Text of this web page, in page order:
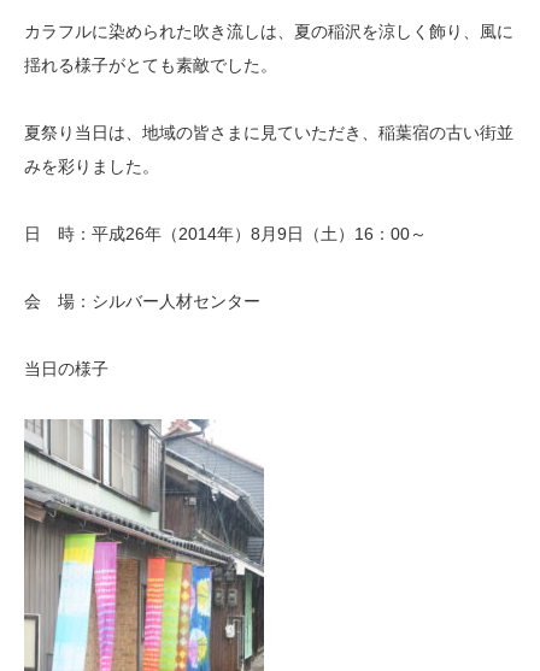
カラフルに染められた吹き流しは、夏の稲沢を涼しく飾り、風に
揺れる様子がとても素敵でした。
夏祭り当日は、地域の皆さまに見ていただき、稲葉宿の古い街並
みを彩りました。
日 時：平成26年（2014年）8月9日（土）16：00～
会 場：シルバー人材センター
当日の様子